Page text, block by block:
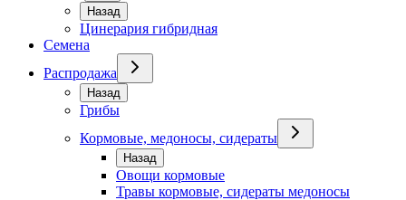
Назад
Цинерария гибридная
Семена
Распродажа
Назад
Грибы
Кормовые, медоносы, сидераты
Назад
Овощи кормовые
Травы кормовые, сидераты медоносы